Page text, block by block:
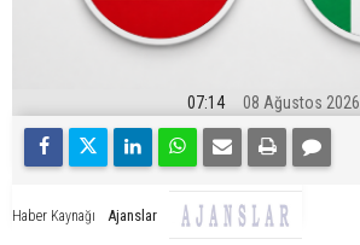
07:14 08 Ağustos 2026
Haber Kaynağı Ajanslar